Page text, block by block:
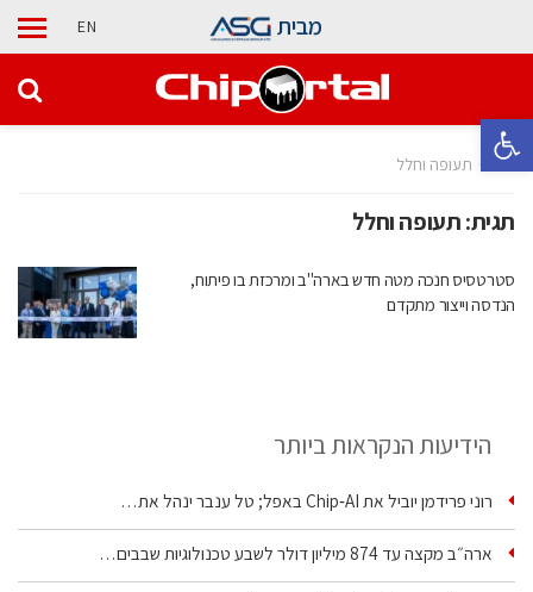
פתח סרגל נגישות
מבית EN
בית תעופה וחלל
תגית:תעופה וחלל
סטרטסיס חנכה מטה חדש בארה"ב ומרכזת בו פיתוח,
הנדסה וייצור מתקדם
הידיעות הנקראות ביותר
רוני פרידמן יוביל את Chip‑AI באפל; טל ענבר ינהל את…
ארה״ב מקצה עד 874 מיליון דולר לשבע טכנולוגיות שבבים…